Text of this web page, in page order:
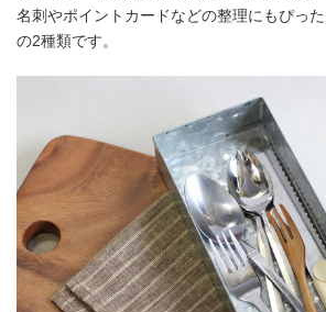
名刺やポイントカードなどの整理にもぴっ
の2種類です。